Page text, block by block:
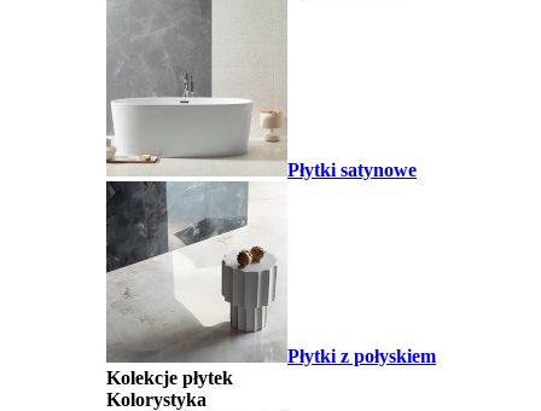
Płytki satynowe
Płytki z połyskiem
Kolekcje płytek
Kolorystyka